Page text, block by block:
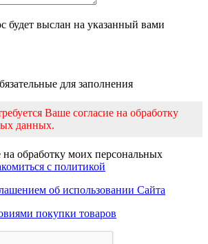
будет выслан на указанный вами
для заполнения
Ваше согласие на обработку
данных.
на обработку моих персональных
с политикой
об использовании Сайта
покупки товаров